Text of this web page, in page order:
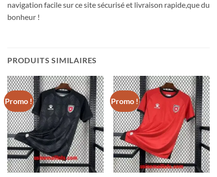
navigation facile sur ce site sécurisé et livraison rapide,que du
bonheur !
PRODUITS SIMILAIRES
Promo ! Promo !